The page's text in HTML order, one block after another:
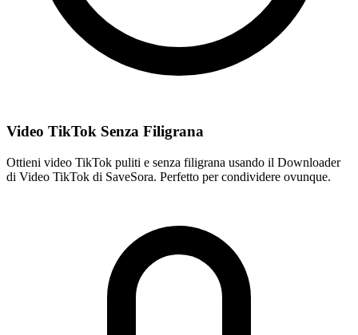
Video TikTok Senza Filigrana
Ottieni video TikTok puliti e senza filigrana usando il Downloader
di Video TikTok di SaveSora. Perfetto per condividere ovunque.